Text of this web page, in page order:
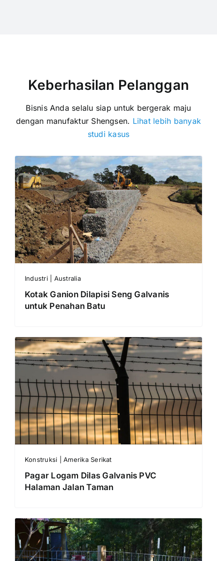
Keberhasilan Pelanggan
Bisnis Anda selalu siap untuk bergerak maju
dengan manufaktur Shengsen. Lihat lebih banyak
studi kasus
Industri | Australia
Kotak Ganion Dilapisi Seng Galvanis
untuk Penahan Batu
Konstruksi | Amerika Serikat
Pagar Logam Dilas Galvanis PVC
Halaman Jalan Taman